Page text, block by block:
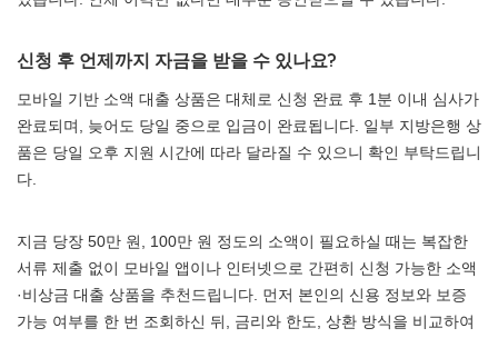
신청 후 언제까지 자금을 받을 수 있나요?
모바일 기반 소액 대출 상품은 대체로 신청 완료 후 1분 이내 심사가
완료되며, 늦어도 당일 중으로 입금이 완료됩니다. 일부 지방은행 상
품은 당일 오후 지원 시간에 따라 달라질 수 있으니 확인 부탁드립니
다.
지금 당장 50만 원, 100만 원 정도의 소액이 필요하실 때는 복잡한
서류 제출 없이 모바일 앱이나 인터넷으로 간편히 신청 가능한 소액
·비상금 대출 상품을 추천드립니다. 먼저 본인의 신용 정보와 보증
가능 여부를 한 번 조회하신 뒤, 금리와 한도, 상환 방식을 비교하여